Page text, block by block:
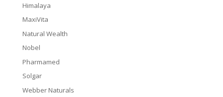
Himalaya
MaxiVita
Natural Wealth
Nobel
Pharmamed
Solgar
Webber Naturals